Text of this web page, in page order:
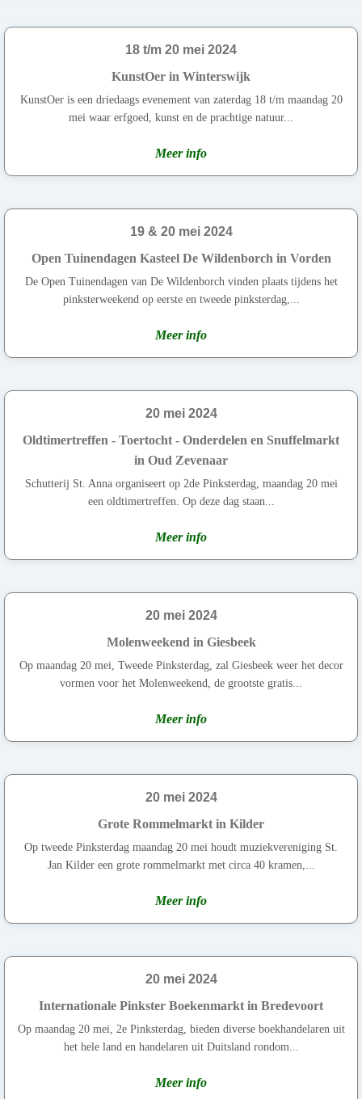
18 t/m 20 mei 2024
KunstOer in Winterswijk
KunstOer is een driedaags evenement van zaterdag 18 t/m maandag 20
mei waar erfgoed, kunst en de prachtige natuur...
Meer info
19 & 20 mei 2024
Open Tuinendagen Kasteel De Wildenborch in Vorden
De Open Tuinendagen van De Wildenborch vinden plaats tijdens het
pinksterweekend op eerste en tweede pinksterdag,...
Meer info
20 mei 2024
Oldtimertreffen - Toertocht - Onderdelen en Snuffelmarkt
in Oud Zevenaar
Schutterij St. Anna organiseert op 2de Pinksterdag, maandag 20 mei
een oldtimertreffen. Op deze dag staan...
Meer info
20 mei 2024
Molenweekend in Giesbeek
Op maandag 20 mei, Tweede Pinksterdag, zal Giesbeek weer het decor
vormen voor het Molenweekend, de grootste gratis...
Meer info
20 mei 2024
Grote Rommelmarkt in Kilder
Op tweede Pinksterdag maandag 20 mei houdt muziekvereniging St.
Jan Kilder een grote rommelmarkt met circa 40 kramen,...
Meer info
20 mei 2024
Internationale Pinkster Boekenmarkt in Bredevoort
Op maandag 20 mei, 2e Pinksterdag, bieden diverse boekhandelaren uit
het hele land en handelaren uit Duitsland rondom...
Meer info